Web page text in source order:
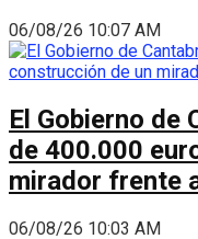
06/08/26 10:07 AM
El Gobierno de
de 400.000
mirador frente
06/08/26 10:03 AM